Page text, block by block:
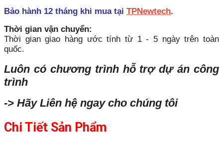
Bảo hành 12 tháng khi mua tại TPNewtech.
Thời gian vận chuyển:
Thời gian giao hàng ước tính từ 1 - 5 ngày trên toàn
quốc.
Luôn có chương trình hỗ trợ dự án công
trình
-> Hãy Liên hệ ngay cho chúng tôi
Chi Tiết Sản Phẩm